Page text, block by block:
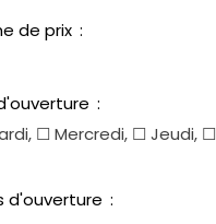
de prix
☐ Mercredi, ☐ Jeudi, ☐
d'ouverture